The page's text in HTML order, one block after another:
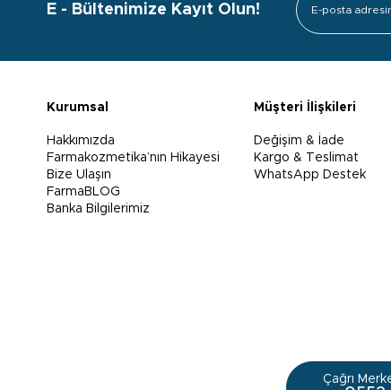
E - Bültenimize Kayıt Olun!
Kurumsal
Hakkımızda
Farmakozmetika’nın Hikayesi
Bize Ulaşın
FarmaBLOG
Banka Bilgilerimiz
Müşteri İlişkileri
Değişim & İade
Kargo & Teslimat
WhatsApp Destek
Çağrı